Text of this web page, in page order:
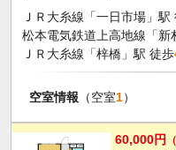
ＪＲ大糸線「一日市場」駅
松本電気鉄道上高地線「新
ＪＲ大糸線「梓橋」駅 徒歩
空室情報 （空室1）
60,000円